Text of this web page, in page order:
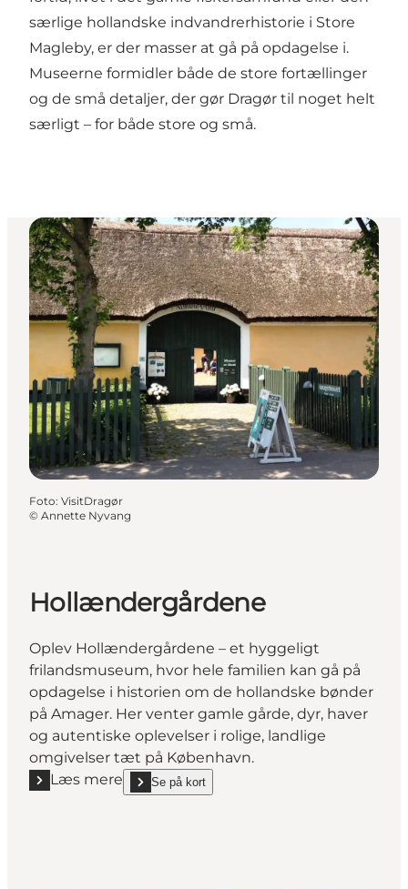
særlige hollandske indvandrerhistorie i Store
Magleby, er der masser at gå på opdagelse i.
Museerne formidler både de store fortællinger
og de små detaljer, der gør Dragør til noget helt
særligt – for både store og små.
Foto: VisitDragør
© Annette Nyvang
Hollændergårdene
Oplev Hollændergårdene – et hyggeligt
frilandsmuseum, hvor hele familien kan gå på
opdagelse i historien om de hollandske bønder
på Amager. Her venter gamle gårde, dyr, haver
og autentiske oplevelser i rolige, landlige
omgivelser tæt på København.
Læs mere
Læs mere "Hollændergårdene"
Se på kort
show Hollændergårdene on_map